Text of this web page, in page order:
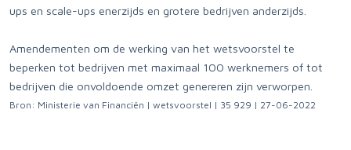
ups en scale-ups enerzijds en grotere bedrijven anderzijds.
Amendementen om de werking van het wetsvoorstel te
beperken tot bedrijven met maximaal 100 werknemers of tot
bedrijven die onvoldoende omzet genereren zijn verworpen.
Bron: Ministerie van Financiën | wetsvoorstel | 35 929 | 27-06-2022